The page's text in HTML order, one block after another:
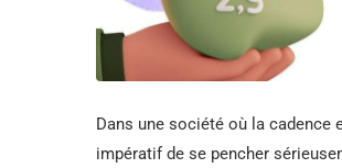
Dans une société où la cadence
impératif de se pencher